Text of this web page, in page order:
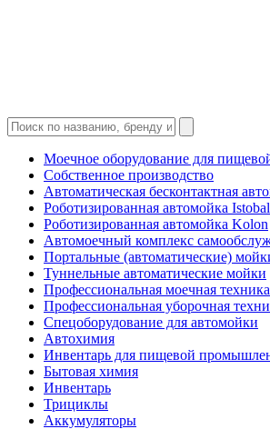
Моечное оборудование для
Собственное производство
Автоматическая бесконтактная
Роботизированная автомойка Istobal
Роботизированная автомойка Kolon
Автомоечный комплекс
Портальные (автоматические)
Туннельные автоматические мойки
Профессиональная моечная техника
Профессиональная уборочная
Спецоборудование для автомойки
Автохимия
Инвентарь для пищевой
Бытовая химия
Инвентарь
Трициклы
Аккумуляторы